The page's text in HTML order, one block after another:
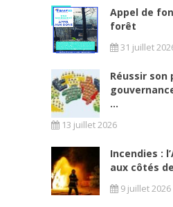
Appel de
forêt
31 juillet
Réussir son
...
13 juillet 2026
Incendies :
aux côtés
9 juillet 2026